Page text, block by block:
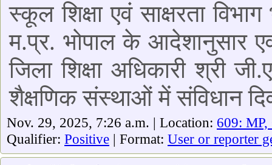
स्कूल शिक्षा एवं साक्षरता
म.प्र. भोपाल के आदेशानुसार
जिला शिक्षा अधिकारी श्री
शैक्षणिक संस्थाओं में संविधान
Nov. 29, 2025, 7:26 a.m. | Location: 609:
Qualifier: Positive | Format: User or reporter